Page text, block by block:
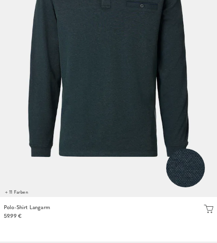
+ 11 Farben
Polo-Shirt Langarm
59.99 €